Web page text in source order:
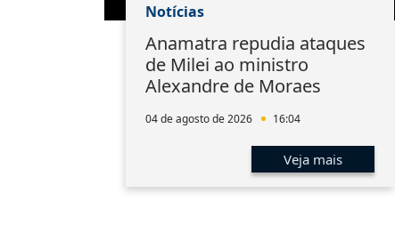
Notícias
Anamatra repudia ataques
de Milei ao ministro
Alexandre de Moraes
04 de agosto de 2026 16:04
Veja mais